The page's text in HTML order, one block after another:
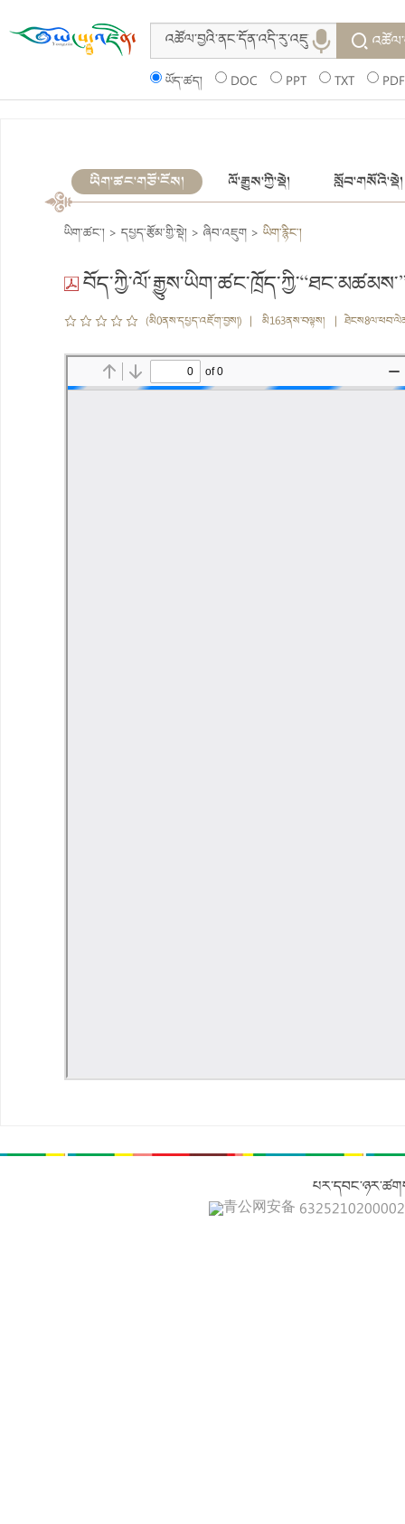
ཡོད་ཚད། DOC PPT TXT PDF
ཡིག་ཚང་གཙོ་ངོས། ལོ་རྒྱུས་ཀྱི་སྡེ། སློབ་གསོའི་སྡེ།
ཡིག་ཚང་། > དཔྱད་རྩོམ་གྱི་སྡེ། > ཞིབ་འཇུག > ཡིག་རྙིང་།
(མི0ནས་དཔྱད་འཇོག་བྱས།) | མི163ནས་བལྟས། |
青公网安备